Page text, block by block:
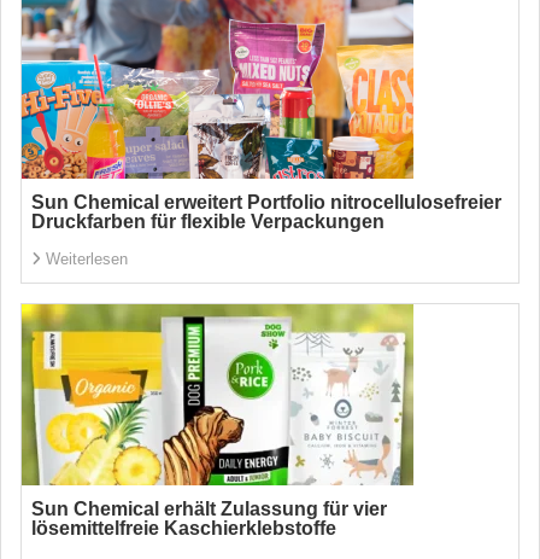
Sun Chemical erweitert Portfolio nitrocellulosefreier
Druckfarben für flexible Verpackungen
Weiterlesen
Sun Chemical erhält Zulassung für vier
lösemittelfreie Kaschierklebstoffe